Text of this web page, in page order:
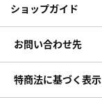
ショップガイド
お問い合わせ先
特商法に基づく表示